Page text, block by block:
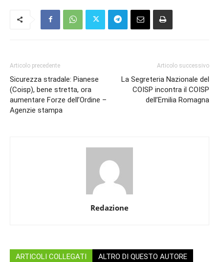
Articolo precedente
Sicurezza stradale: Pianese
(Coisp), bene stretta, ora
aumentare Forze dell’Ordine –
Agenzie stampa
Articolo successivo
La Segreteria Nazionale del
COISP incontra il COISP
dell’Emilia Romagna
Redazione
ARTICOLI COLLEGATI ALTRO DI QUESTO AUTORE